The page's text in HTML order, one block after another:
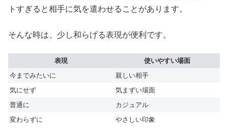
トすぎると相手に気を遣わせることがあります。
そんな時は、少し和らげる表現が便利です。
表現
使いやすい場面
今までみたいに
親しい相手
気にせず
気まずい場面
普通に
カジュアル
変わらずに
やさしい印象